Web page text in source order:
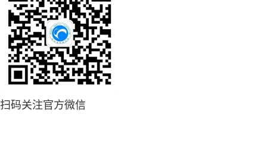
扫码关注官方微信